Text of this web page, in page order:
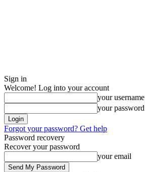
Sign in
Welcome! Log into your account
your username
your password
Forgot your password? Get help
Password recovery
Recover your password
your email